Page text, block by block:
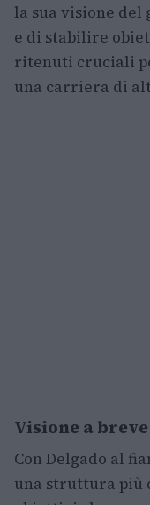
la sua visione del
e di stabilire
ritenuti cruciali
una carriera di
Visione a
Con Delgado al
una struttura più